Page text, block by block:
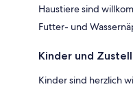
Haustiere sind
Futter- und
Kinder und
Kinder sind herzlich